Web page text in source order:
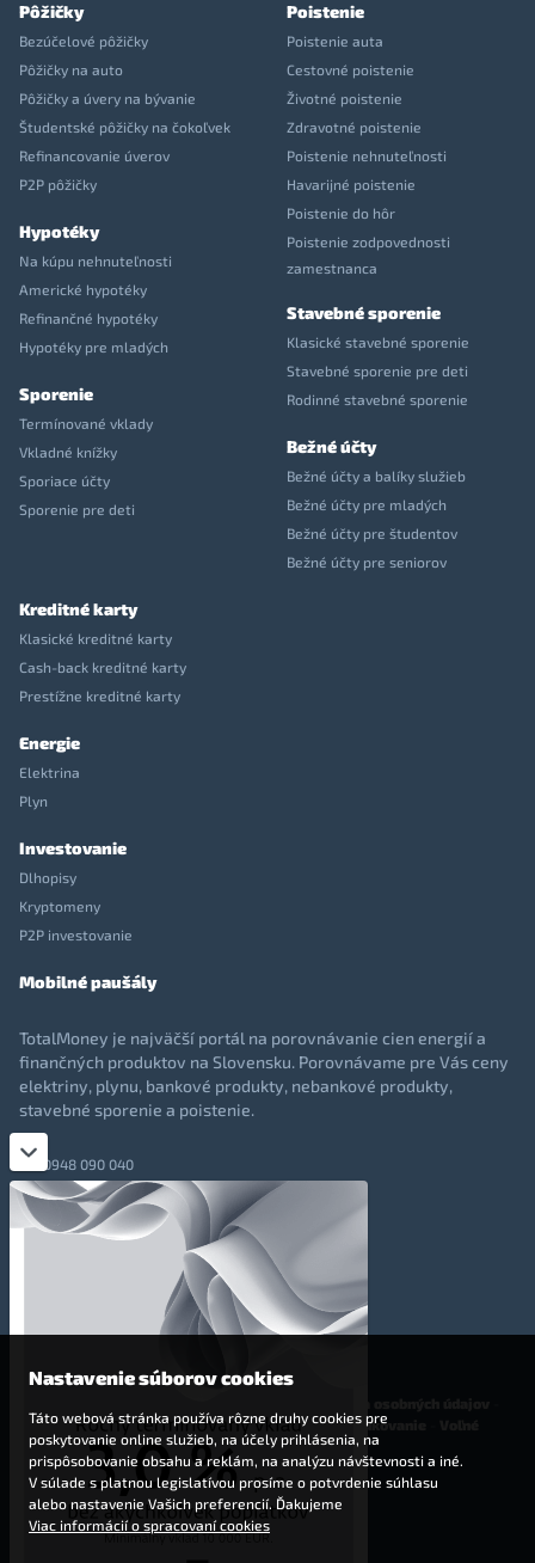
Pôžičky
Bezúčelové pôžičky
Pôžičky na auto
Pôžičky a úvery na bývanie
Študentské pôžičky na čokoľvek
Refinancovanie úverov
P2P pôžičky
Hypotéky
Na kúpu nehnuteľnosti
Americké hypotéky
Refinančné hypotéky
Hypotéky pre mladých
Sporenie
Termínované vklady
Vkladné knížky
Sporiace účty
Sporenie pre deti
Poistenie
Poistenie auta
Cestovné poistenie
Životné poistenie
Zdravotné poistenie
Poistenie nehnuteľnosti
Havarijné poistenie
Poistenie do hôr
Poistenie zodpovednosti
zamestnanca
Stavebné sporenie
Klasické stavebné sporenie
Stavebné sporenie pre deti
Rodinné stavebné sporenie
Bežné účty
Bežné účty a balíky služieb
Bežné účty pre mladých
Bežné účty pre študentov
Bežné účty pre seniorov
Kreditné karty
Klasické kreditné karty
Cash-back kreditné karty
Prestížne kreditné karty
Energie
Elektrina
Plyn
Investovanie
Dlhopisy
Kryptomeny
P2P investovanie
Mobilné paušály
TotalMoney je najväčší portál na porovnávanie cien energií a
finančných produktov na Slovensku. Porovnávame pre Vás ceny
elektriny, plynu, bankové produkty, nebankové produkty,
stavebné sporenie a poistenie.
0948 090 040
+421 948 090 051
info@totalmoney.sk
Levočská 866, Poprad, 058 01
Cookies-Nastavenia cookies -Finančné sprostredkovanie
pracovné miesta
Affiliate - partnerský program
Nastavenie súborov cookies
Táto webová stránka používa rôzne druhy cookies pre
poskytovanie online služieb, na účely prihlásenia, na
prispôsobovanie obsahu a reklám, na analýzu návštevnosti a iné.
V súlade s platnou legislatívou prosíme o potvrdenie súhlasu
alebo nastavenie Vašich preferencií. Ďakujeme
Viac informácií o spracovaní cookies